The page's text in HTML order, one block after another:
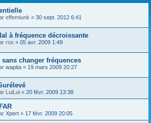
effemiunk « 30 sept. 2012 6:41
à fréquence décroissante
ros « 05 avr. 2009 1:49
changer fréquences
wapita « 19 mars 2009 20:27
LuiLui « 20 févr. 2009 13:38
Xpert « 17 févr. 2009 20:05